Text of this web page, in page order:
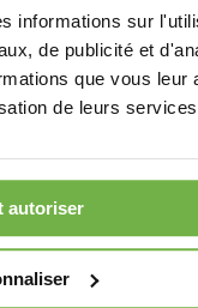
informations sur
de publicité et
que vous leur
de leurs
autoriser
"gel"
vendue
plus ou moins